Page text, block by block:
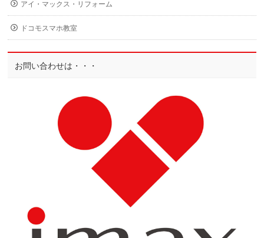
アイ・マックス・リフォーム
ドコモスマホ教室
お問い合わせは・・・